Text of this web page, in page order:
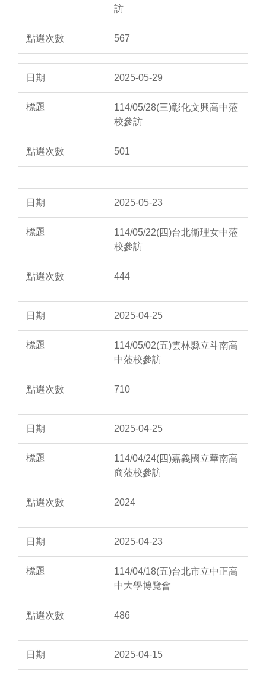
訪
567
2025-05-29
114/05/28(三)彰化文興高中蒞
校參訪
501
2025-05-23
114/05/22(四)台北衛理女中蒞
校參訪
444
2025-04-25
114/05/02(五)雲林縣立斗南高
中蒞校參訪
710
2025-04-25
114/04/24(四)嘉義國立華南高
商蒞校參訪
2024
2025-04-23
114/04/18(五)台北市立中正高
中大學博覽會
486
2025-04-15